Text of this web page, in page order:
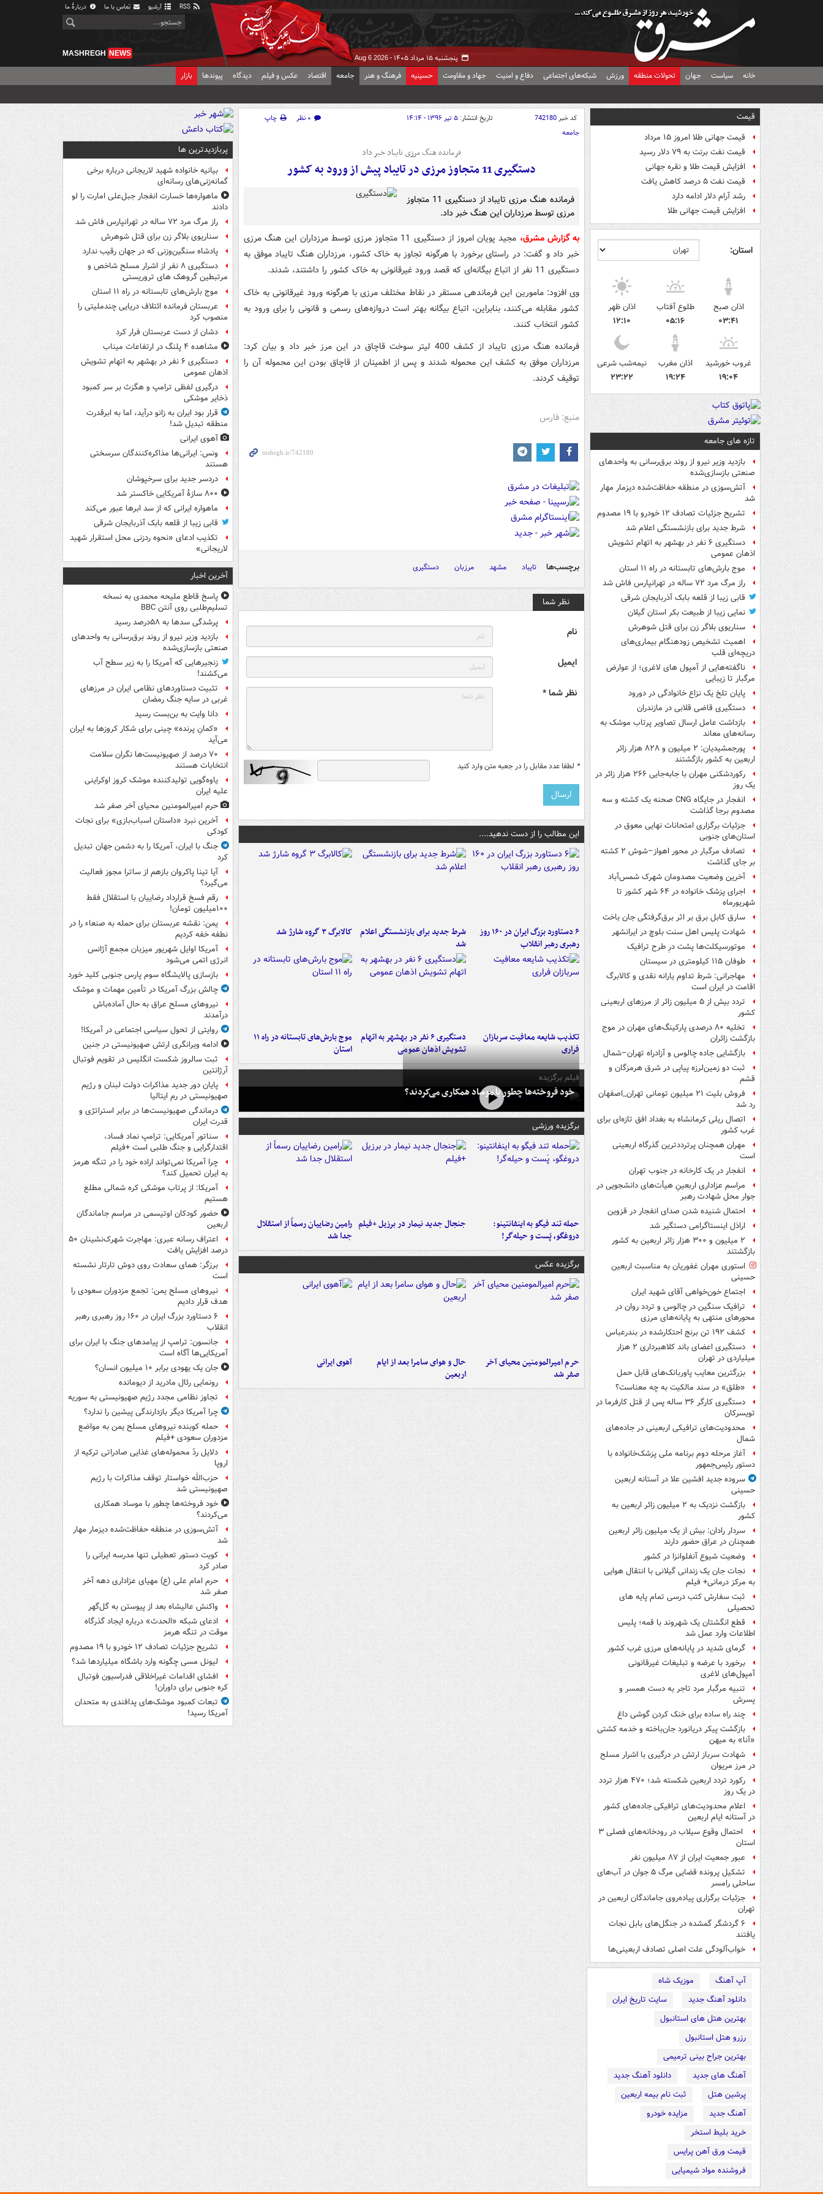
آرشیو تماس با ما دربارهٔ ما
پنجشنبه ۱۵ مرداد ۱۴۰۵ - Aug 6 2026
MASHREGH NEWS
خانه سیاست جهان تحولات منطقه ورزش شبکه‌های اجتماعی دفاع و امنیت جهاد و مقاومت حسینیه فرهنگ و هنر جامعه اقتصاد عکس و فیلم دیدگاه پیوندها بازار
قیمت
قیمت جهانی طلا امروز ۱۵ مرداد
قیمت نفت برنت به ۷۹ دلار رسید
افزایش قیمت طلا و نقره جهانی
قیمت نفت ۵ درصد کاهش یافت
رشد آرام دلار ادامه دارد
افزایش قیمت جهانی طلا
استان:
اذان صبح
۰۳:۴۱
طلوع آفتاب
۰۵:۱۶
اذان ظهر
۱۲:۱۰
غروب خورشید
۱۹:۰۴
اذان مغرب
۱۹:۲۴
نیمه‌شب شرعی
۲۳:۲۲
تازه های جامعه
بازدید وزیر نیرو از روند برق‌رسانی به واحدهای
صنعتی بازسازی‌شده
آتش‌سوزی در منطقه حفاظت‌شده دیزمار مهار
شد
تشریح جزئیات تصادف ۱۲ خودرو با ۱۹ مصدوم
شرط جدید برای بازنشستگی اعلام شد
دستگیری ۶ نفر در بهشهر به اتهام تشویش
اذهان عمومی
موج بارش‌های تابستانه در راه ۱۱ استان
راز مرگ مرد ۷۲ ساله در تهرانپارس فاش شد
قابی زیبا از قلعه بابک آذربایجان شرقی
نمایی زیبا از طبیعت بکر استان گیلان
سناریوی بلاگر زن برای قتل شوهرش
اهمیت تشخیص زودهنگام بیماری‌های
دریچه‌ای قلب
ناگفته‌هایی از آمپول های لاغری؛ از عوارض
مرگبار تا زیبایی
پایان تلخ یک نزاع خانوادگی در دورود
دستگیری قاضی قلابی در مازندران
بازداشت عامل ارسال تصاویر پرتاب موشک به
رسانه‌های معاند
پورجمشیدیان: ۲ میلیون و ۸۲۸ هزار زائر
اربعین به کشور بازگشتند
رکوردشکنی مهران با جابه‌جایی ۲۶۶ هزار زائر در
یک روز
انفجار در جایگاه CNG صحنه یک کشته و سه
مصدوم برجا گذاشت
جزئیات برگزاری امتحانات نهایی معوق در
استان‌های جنوبی
تصادف مرگبار در محور اهواز–شوش ۲ کشته
بر جای گذاشت
آخرین وضعیت مصدومان شهرک شمس‌آباد
اجرای پزشک خانواده در ۶۴ شهر کشور تا
شهریورماه
سارق کابل برق بر اثر برق‌گرفتگی جان باخت
شهادت پلیس اهل سنت بلوچ در ایرانشهر
موتورسیکلت‌ها پشت درِ طرح ترافیک
طوفان ۱۱۵ کیلومتری در سیستان
مهاجرانی: شرط تداوم یارانه نقدی و کالابرگ
اقامت در ایران است
تردد بیش از ۵ میلیون زائر از مرزهای اربعینی
کشور
تخلیه ۸۰ درصدی پارکینگ‌های مهران در موج
بازگشت زائران
بازگشایی جاده چالوس و آزادراه تهران–شمال
ثبت دو زمین‌لرزه پیاپی در شرق هرمزگان و
قشم
فروش بلیت ۲۱ میلیون تومانی تهران_اصفهان
رد شد
اتصال ریلی کرمانشاه به بغداد افق تازه‌ای برای
غرب کشور
مهران همچنان پرترددترین گذرگاه اربعینی
است
انفجار در یک کارخانه در جنوب تهران
مراسم عزاداری اربعینِ هیأت‌های دانشجویی در
جوار محل شهادت رهبر
احتمال شنیده شدن صدای انفجار در قزوین
اراذل اینستاگرامی دستگیر شد
۲ میلیون و ۳۰۰ هزار زائر اربعین به کشور
بازگشتند
استوری مهران غفوریان به مناسبت اربعین
حسینی
اجتماع خون‌خواهی آقای شهید ایران
ترافیک سنگین در چالوس و تردد روان در
محورهای منتهی به پایانه‌های مرزی
کشف ۱۹۲ تن برنج احتکارشده در بندرعباس
دستگیری اعضای باند کلاهبرداری ۲ هزار
میلیاردی در تهران
بزرگترین معایب پاوربانک‌های قابل حمل
«طلق» در سند مالکیت به چه معناست؟
دستگیری کارگر ۳۶ ساله پس از قتل کارفرما در
تویسرکان
محدودیت‌های ترافیکی اربعینی در جاده‌های
شمال‌
آغاز مرحله دوم برنامه ملی پزشک‌خانواده با
دستور رئیس‌جمهور
سروده جدید افشین علا در آستانه اربعین
حسینی
بازگشت نزدیک به ۲ میلیون زائر اربعین به
کشور
سردار رادان: بیش از یک میلیون زائر اربعین
همچنان در عراق حضور دارند
وضعیت شیوع آنفلوانزا در کشور
نجات جان یک زندانی گیلانی با انتقال هوایی
به مرکز درمانی+ فیلم
ثبت سفارش کتب درسی تمام پایه های
تحصیلی
قطع انگشتان یک شهروند با قمه؛ پلیس
اطلاعات وارد عمل شد
گرمای شدید در پایانه‌های مرزی غرب کشور
برخورد با عرضه و تبلیغات غیرقانونی
آمپول‌های لاغری
تنبیه مرگبار مرد تاجر به دست همسر و
پسرش
چند راه‌ ساده برای خنک کردن گوشی داغ
بازگشت پیکر دریانورد جان‌باخته و خدمه کشتی
«آنا» به میهن
شهادت سرباز ارتش در درگیری با اشرار مسلح
در مرز مریوان
رکورد تردد اربعین شکسته شد؛ ۴۷۰ هزار تردد
در یک روز
اعلام محدودیت‌های ترافیکی جاده‌های کشور
در آستانه ایام اربعین
احتمال وقوع سیلاب در رودخانه‌های فصلی ۳
استان
عبور جمعیت ایران از ۸۷ میلیون نفر
تشکیل پرونده قضایی مرگ ۵ جوان در آب‌های
ساحلی رامسر
جزئیات برگزاری پیاده‌روی جاماندگان اربعین در
تهران
۶ گردشگر گمشده در جنگل‌های بابل نجات
یافتند
خواب‌آلودگی علت اصلی تصادف اربعینی‌ها
آپ آهنگ
موزیک شاه
دانلود آهنگ جدید
سایت تاریخ ایران
بهترین هتل های استانبول
رزرو هتل استانبول
بهترین جراح بینی ترمیمی
آهنگ های جدید
دانلود آهنگ جدید
پرشین هتل
ثبت نام بیمه اربعین
آهنگ جدید
مزایده خودرو
خرید بلیط استخر
قیمت ورق آهن پرایس
فروشنده مواد شیمیایی
کد خبر742180 تاریخ انتشار: ۵ تیر ۱۳۹۶ - ۱۴:۱۴ ۰ نظر
چاپ
جامعه
فرمانده هنگ مرزی تایباد خبر داد
دستگیری 11 متجاوز مرزی در تایباد پیش از ورود به کشور
فرمانده هنگ مرزی تایباد از دستگیری 11 متجاوز
مرزی توسط مرزداران این هنگ خبر داد.
به گزارش مشرق،
مجید پویان امروز از دستگیری 11 متجاوز مرزی توسط مرزداران این هنگ مرزی
خبر داد و گفت: در راستای برخورد با هرگونه تجاوز به خاک کشور، مرزداران هنگ تایباد موفق به
دستگیری 11 نفر از اتباع بیگانه‌ای که قصد ورود غیرقانونی به خاک کشور را داشتند، شدند.
وی افزود: مامورین این فرماندهی مستقر در نقاط مختلف مرزی با هرگونه ورود غیرقانونی به خاک
کشور مقابله می‌کنند، بنابراین، اتباع بیگانه بهتر است دروازه‌های رسمی و قانونی را برای ورود به
کشور انتخاب کنند.
فرمانده هنگ مرزی تایباد از کشف 400 لیتر سوخت قاچاق در این مرز خبر داد و بیان کرد:
مرزداران موفق به کشف این محموله شدند و پس از اطمینان از قاچاق بودن این محموله آن را
توقیف کردند.
منبع: فارس
برچسب‌ها تایباد مشهد مرزبان دستگیری
نظر شما
نام
ایمیل
نظر شما *
* لطفا عدد مقابل را در جعبه متن وارد کنید
این مطالب را از دست ندهید....
۶ دستاورد بزرگ ایران در ۱۶۰ روز
رهبری رهبر انقلاب
شرط جدید برای بازنشستگی اعلام
شد
کالابرگ ۳ گروه شارژ شد
تکذیب شایعه معافیت سربازان
فراری
دستگیری ۶ نفر در بهشهر به اتهام
تشویش اذهان عمومی
موج بارش‌های تابستانه در راه ۱۱
استان
فیلم برگزیده
خود فروخته‌ها چطور با موساد همکاری می‌کردند؟
برگزیده ورزشی
حمله تند فیگو به اینفانتینو:
دروغگو، پَست‌ و حیله‌گر!
جنجال جدید نیمار در برزیل +فیلم رامین رضاییان رسماً از استقلال
جدا شد
برگزیده عکس
حرم امیرالمومنین محیای آخر
صفر شد
حال و هوای سامرا بعد از ایام
اربعین
آهوی ایرانی
پربازدیدترین ها
بیانیه خانواده شهید لاریجانی درباره برخی
گمانه‌زنی‌های رسانه‌ای
ماهواره‌ها خسارت انفجار جبل‌علی امارت را لو
دادند
راز مرگ مرد ۷۲ ساله در تهرانپارس فاش شد
سناریوی بلاگر زن برای قتل شوهرش
پادشاه سنگین‌وزنی که در جهان رقیب ندارد
دستگیری ۸ نفر از اشرار مسلح شاخص و
مرتبطین گروهک های تروریستی
موج بارش‌های تابستانه در راه ۱۱ استان
عربستان فرمانده ائتلاف دریایی چندملیتی را
منصوب کرد
دشان از دست عربستان فرار کرد
مشاهده ۴ پلنگ در ارتفاعات میناب
دستگیری ۶ نفر در بهشهر به اتهام تشویش
اذهان عمومی
درگیری لفظی ترامپ و هگزث بر سر کمبود
ذخایر موشکی
قرار بود ایران به زانو درآید، اما به ابرقدرت
منطقه تبدیل شد!
آهوی ایرانی
ونس: ایرانی‌ها مذاکره‌کنندگان سرسختی
هستند
دردسر جدید برای سرخپوشان
۸۰۰ سازۀ آمریکایی خاکستر شد
ماهواره ایرانی که از سد ابرها عبور می‌کند
قابی زیبا از قلعه بابک آذربایجان شرقی
تکذیب ادعای «نحوه ردزنی محل استقرار شهید
لاریجانی»
آخرین اخبار
پاسخ قاطع ملیحه محمدی به نسخه
تسلیم‌طلبی روی آنتن BBC
پرشدگی سدها به ۵۸درصد رسید
بازدید وزیر نیرو از روند برق‌رسانی به واحدهای
صنعتی بازسازی‌شده
زنجیرهایی که آمریکا را به زیر سطح آب
می‌کشند!
تثبیت دستاوردهای نظامی ایران در مرزهای
غربی در سایه جنگ رمضان
دانا وایت به بن‌بست رسید
«کمانِ پرنده» چینی برای شکار کروزها به ایران
می‌آید
۷۰ درصد از صهیونیست‌ها نگران سلامت
انتخابات هستند
یاوه‌گویی تولیدکننده موشک کروز اوکراینی
علیه ایران
حرم امیرالمومنین محیای آخر صفر شد
آخرین نبرد «داستان اسباب‌بازی» برای نجات
کودکی
جنگ با ایران، آمریکا را به دشمن جهان تبدیل
کرد
آیا تینا پاکروان بازهم از ساترا مجوز فعالیت
می‌گیرد؟
رقم فسخ قرارداد رضاییان با استقلال فقط
۱۰۰میلیون تومان!
یمن: نقشه عربستان برای حمله به صنعاء را در
نطفه خفه کردیم
آمریکا اوایل شهریور میزبان مجمع آژانس
انرژی اتمی می‌شود
بازسازی پالایشگاه سوم پارس جنوبی کلید خورد
چالش بزرگ آمریکا در تأمین مهمات و موشک
نیروهای مسلح عراق به حال آماده‌باش
درآمدند
روایتی از تحول سیاسی اجتماعی در آمریکا!
ادامه ویرانگری ارتش صهیونیستی در جنین
ثبت سالروز شکست انگلیس در تقویم فوتبال
آرژانتین
پایان دور جدید مذاکرات دولت لبنان و رژیم
صهیونیستی در رم ایتالیا
درماندگی صهیونیست‌ها در برابر استراتژی و
قدرت ایران
سناتور آمریکایی: ترامپ نماد فساد،
اقتدارگرایی و جنگ طلبی است +فیلم
چرا آمریکا نمی‌تواند اراده خود را در تنگه هرمز
به ایران تحمیل کند؟
آمریکا: از پرتاب موشکی کره شمالی مطلع
هستیم
حضور کودکان اوتیسمی در مراسم جاماندگان
اربعین
اعتراف رسانه عبری: مهاجرت شهرک‌نشینان ۵۰
درصد افزایش یافت
برزگر: همای سعادت روی دوش تارتار نشسته
است
نیروهای مسلح یمن: تجمع مزدوران سعودی را
هدف قرار دادیم
۶ دستاورد بزرگ ایران در ۱۶۰ روز رهبری رهبر
انقلاب
جانسون: ترامپ از پیامدهای جنگ با ایران برای
آمریکایی‌ها آگاه است
جان یک یهودی برابر ۱۰ میلیون انسان؟
رونمایی رئال مادرید از دیومانده
تجاوز نظامی مجدد رژیم صهیونیستی به سوریه
چرا آمریکا دیگر بازدارندگی پیشین را ندارد؟
حمله کوبنده نیروهای مسلح یمن به مواضع
مزدوران سعودی +فیلم
دلایل ردّ محموله‌های غذایی صادراتی ترکیه از
اروپا
حزب‌الله خواستار توقف مذاکرات با رژیم
صهیونیستی شد
خود فروخته‌ها چطور با موساد همکاری
می‌کردند؟
آتش‌سوزی در منطقه حفاظت‌شده دیزمار مهار
شد
کویت دستور تعطیلی تنها مدرسه ایرانی را
صادر کرد
حرم امام علی (ع) مهیای عزاداری دهه آخر
صفر شد
واکنش عالیشاه بعد از پیوستن به گل‌گهر
ادعای شبکه «الحدث» درباره ایجاد گذرگاه
موقت در تنگه هرمز
تشریح جزئیات تصادف ۱۲ خودرو با ۱۹ مصدوم
لیونل مسی چگونه وارد باشگاه میلیاردها شد؟
افشای اقدامات غیراخلاقی فدراسیون فوتبال
کره جنوبی برای داوران!
تبعات کمبود موشک‌های پدافندی به متحدان
آمریکا رسید!